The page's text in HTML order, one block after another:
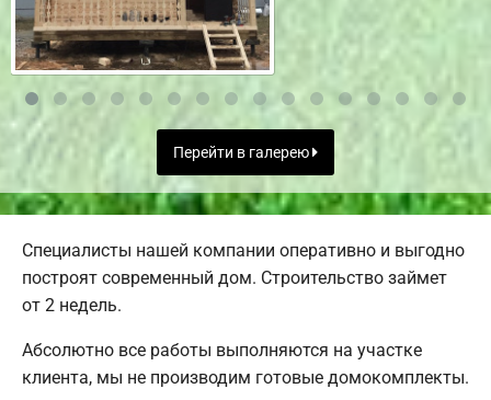
Перейти в галерею
Специалисты нашей компании оперативно и выгодно
построят современный дом. Строительство займет
от 2 недель.
Абсолютно все работы выполняются на участке
клиента, мы не производим готовые домокомплекты.